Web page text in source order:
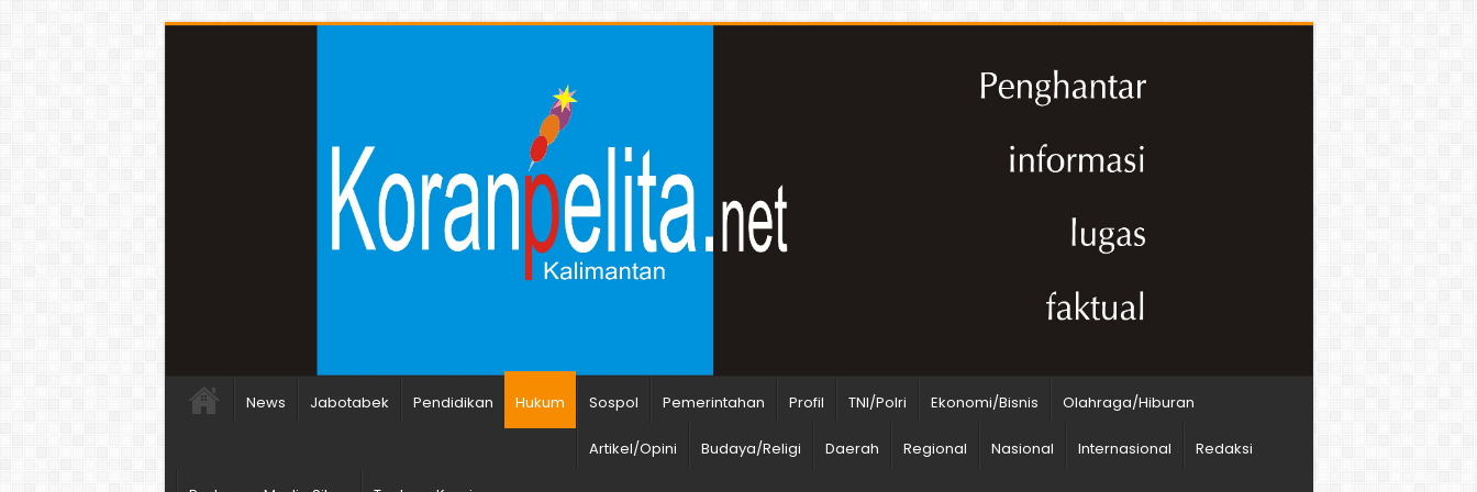
News Jabotabek Pendidikan Hukum Sospol Pemerintahan Profil TNI/Polri Ekonomi/Bisnis Olahraga/Hiburan
Artikel/Opini Budaya/Religi Daerah Regional Nasional Internasional Redaksi